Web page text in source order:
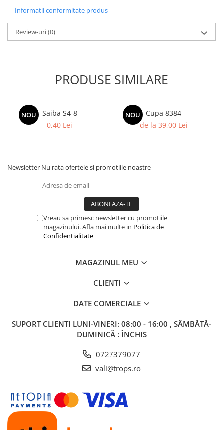
Informatii conformitate produs
Review-uri(0)
PRODUSE SIMILARE
NOU
Saiba S4-8
0,40 Lei
NOU
Cupa 8384
de la 39,00 Lei
Newsletter Nu rata ofertele si promotiile noastre
Vreau sa primesc newsletter cu promotiile
magazinului. Afla mai multe in Politica de
Confidentialitate
MAGAZINUL MEU
CLIENTI
DATE COMERCIALE
SUPORT CLIENTI LUNI-VINERI: 08:00 - 16:00 , SÂMBĂTĂ-
DUMINICĂ : ÎNCHIS
0727379077
vali@trops.ro